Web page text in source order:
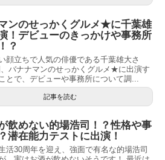
ンのせっかくグルメ★に千葉雄
！デビューのきっかけや事務所
？
顔立ちで人気の俳優である千葉雄大さ
バナナマンのせっかくグルメ★に出演す
とで、デビューや事務所について調...
記事を読む
飲めない的場浩司！？性格や事
潜在能力テストに出演！
活30周年を迎え、強面で有名な的場浩司